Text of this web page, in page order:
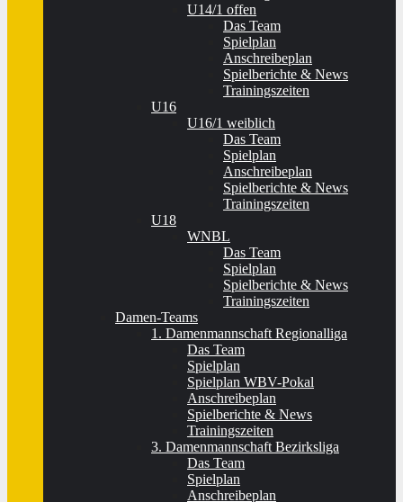
U14/1 offen
Das Team
Spielplan
Anschreibeplan
Spielberichte & News
Trainingszeiten
U16
U16/1 weiblich
Das Team
Spielplan
Anschreibeplan
Spielberichte & News
Trainingszeiten
U18
WNBL
Das Team
Spielplan
Spielberichte & News
Trainingszeiten
Damen-Teams
1. Damenmannschaft Regionalliga
Das Team
Spielplan
Spielplan WBV-Pokal
Anschreibeplan
Spielberichte & News
Trainingszeiten
3. Damenmannschaft Bezirksliga
Das Team
Spielplan
Anschreibeplan